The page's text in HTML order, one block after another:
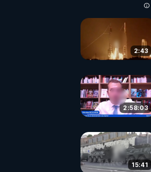
2:43
2:58:03
15:41